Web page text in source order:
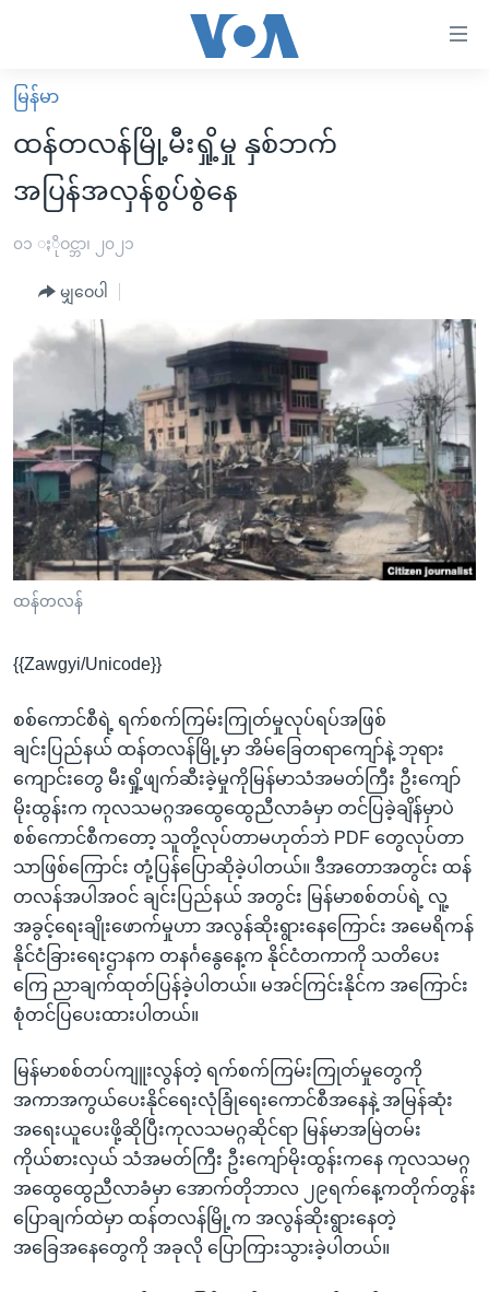
လွယ်ကူ
စေ
သည့်
Link
များ
အကြောင်းအရာ
ရန်
ပင်မ
အ
ညွန်း
စာမျက်နှာ
သို့
ကျော်
ရန်
ရန်
နေရာ
သို့
ကျော်
ရန်
မူလစာမျက်နှာ
မြန်မာ
ကမ္ဘာ့သတင်းများ
နိုင်ငံတကာ
အစ္စရေး-ပါလက်စတိုင်း
ဗွီဒီယို
ရပ်ဝန်းတခု လမ်းတခု အလွန်
အင်္ဂလိပ်စာလေ့လာမယ်
အမေရိကန်သုံးအီဒီယံ
မကြေးမုံရဲ့ အင်္ဂလိပ်စာ
ရုပ်ရှင်ထဲက အင်္ဂလိပ်စာ
သုတပဒေသာ အင်္ဂလိပ်စာ
အပတ်စဉ်ကဏ္ဍများ
ရေဒီယို
တီဗွီ
ရေဒီယိုနှင့်ရုပ်သံ အချက်အလက်များ
ရေဒီယို/တီဗွီအစီအစဉ်
Learning English
ဗွီအိုအေ လူမှုကွန်ယက်များ
မြန်မာ
ထန်တလန်မြို့မီးရှို့မှု နှစ်ဘက်
အပြန်အလှန်စွပ်စွဲနေ
၀၁ ႏိုဝင္ဘာ၊ ၂၀၂၁
မျှဝေပါ
ထန်တလန်
{{Zawgyi/Unicode}}
စစ်ကောင်စီရဲ့ ရက်စက်ကြမ်းကြုတ်မှုလုပ်ရပ်အဖြစ်
ချင်းပြည်နယ် ထန်တလန်မြို့မှာ အိမ်ခြေတရာကျော်နဲ့ ဘုရား
ကျောင်းတွေ မီးရှို့ဖျက်ဆီးခဲ့မှုကိုမြန်မာသံအမတ်ကြီး ဦးကျော်
မိုးထွန်းက ကုလသမဂ္ဂအထွေထွေညီလာခံမှာ တင်ပြခဲ့ချိန်မှာပဲ
စစ်ကောင်စီကတော့ သူတို့လုပ်တာမဟုတ်ဘဲ PDF တွေလုပ်တာ
သာဖြစ်ကြောင်း တုံ့ပြန်ပြောဆိုခဲ့ပါတယ်။ ဒီအတောအတွင်း ထန်
တလန်အပါအဝင် ချင်းပြည်နယ် အတွင်း မြန်မာစစ်တပ်ရဲ့ လူ့
အခွင့်ရေးချိုးဖောက်မှုဟာ အလွန်ဆိုးရွားနေကြောင်း အမေရိကန်
နိုင်ငံခြားရေးဌာနက တနင်္ဂနွေနေ့က နိုင်ငံတကာကို သတိပေး
ကြေ ညာချက်ထုတ်ပြန်ခဲ့ပါတယ်။ မအင်ကြင်းနိုင်က အကြောင်း
စုံတင်ပြပေးထားပါတယ်။
မြန်မာစစ်တပ်ကျူးလွန်တဲ့ ရက်စက်ကြမ်းကြုတ်မှုတွေကို
အကာအကွယ်ပေးနိုင်ရေးလုံခြုံရေးကောင်စီအနေနဲ့ အမြန်ဆုံး
အရေးယူပေးဖို့ဆိုပြီးကုလသမဂ္ဂဆိုင်ရာ မြန်မာအမြဲတမ်း
ကိုယ်စားလှယ် သံအမတ်ကြီး ဦးကျော်မိုးထွန်းကနေ ကုလသမဂ္ဂ
အထွေထွေညီလာခံမှာ အောက်တိုဘာလ ၂၉ရက်နေ့ကတိုက်တွန်း
ပြောချက်ထဲမှာ ထန်တလန်မြို့က အလွန်ဆိုးရွားနေတဲ့
အခြေအနေတွေကို အခုလို ပြောကြားသွားခဲ့ပါတယ်။